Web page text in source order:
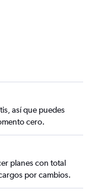
así que puedes
cero.
planes con total
por cambios.